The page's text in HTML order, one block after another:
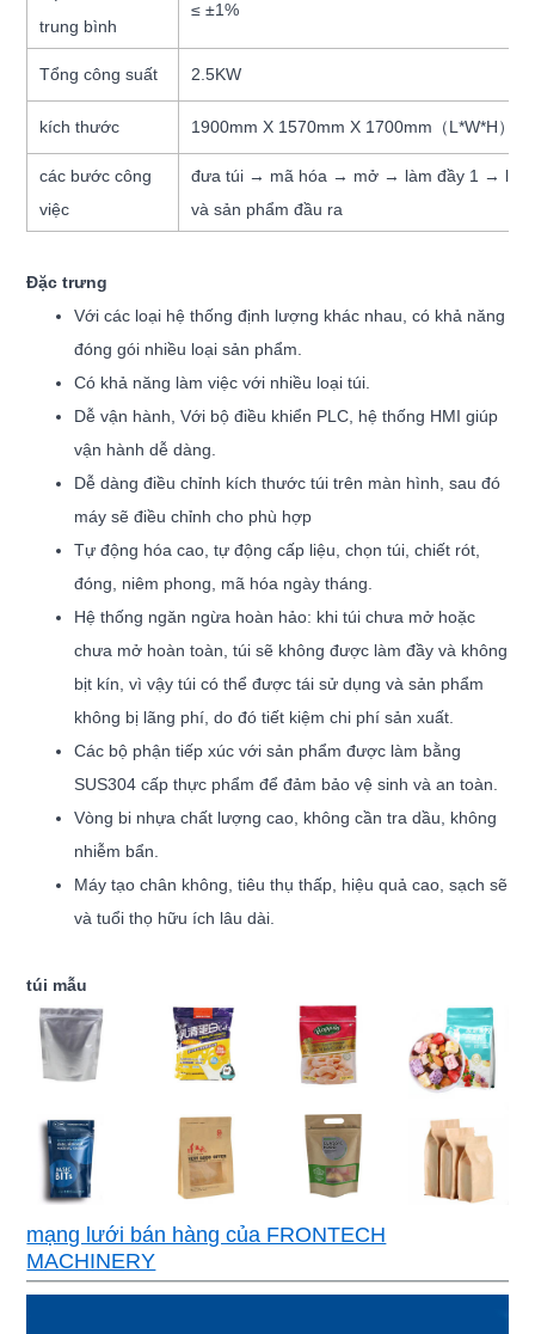
trung bình
≤ ±1%
Tổng công suất 2.5KW
kích thước 1900mm X 1570mm X 1700mm（L*W*H）
các bước công
việc
đưa túi → mã hóa → mở → làm đầy 1 →
và sản phẩm đầu ra
Đặc trưng
Với các loại hệ thống định lượng khác nhau, có khả năng
đóng gói nhiều loại sản phẩm.
Có khả năng làm việc với nhiều loại túi.
Dễ vận hành, Với bộ điều khiển PLC, hệ thống HMI giúp
vận hành dễ dàng.
Dễ dàng điều chỉnh kích thước túi trên màn hình, sau đó
máy sẽ điều chỉnh cho phù hợp
Tự động hóa cao, tự động cấp liệu, chọn túi, chiết rót,
đóng, niêm phong, mã hóa ngày tháng.
Hệ thống ngăn ngừa hoàn hảo: khi túi chưa mở hoặc
chưa mở hoàn toàn, túi sẽ không được làm đầy và không
bịt kín, vì vậy túi có thể được tái sử dụng và sản phẩm
không bị lãng phí, do đó tiết kiệm chi phí sản xuất.
Các bộ phận tiếp xúc với sản phẩm được làm bằng
SUS304 cấp thực phẩm để đảm bảo vệ sinh và an toàn.
Vòng bi nhựa chất lượng cao, không cần tra dầu, không
nhiễm bẩn.
Máy tạo chân không, tiêu thụ thấp, hiệu quả cao, sạch sẽ
và tuổi thọ hữu ích lâu dài.
túi mẫu
mạng lưới bán hàng của FRONTECH
MACHINERY